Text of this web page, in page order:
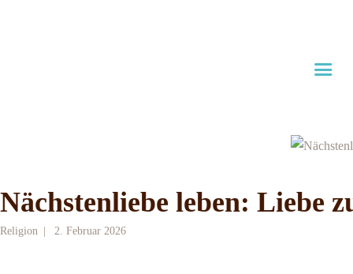
Nächstenliebe leben: Liebe
Religion 2. Februar 2026